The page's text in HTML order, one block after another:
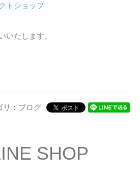
トショップ
いたします。
リ：ブログ
SHOP